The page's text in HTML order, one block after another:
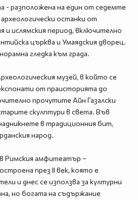
- разположена на един от седемте
останки от
и ислямския период, включително
църква и Умаядския дворец.
гледка към града.
музей, в който се
от праисторията до
прочутите Айн Газалски
скулптури в света. Във
в традиционния бит,
народ.
Римския амфитеатър –
през II век, която е
и днес се използва за културни
но богата на съдържание